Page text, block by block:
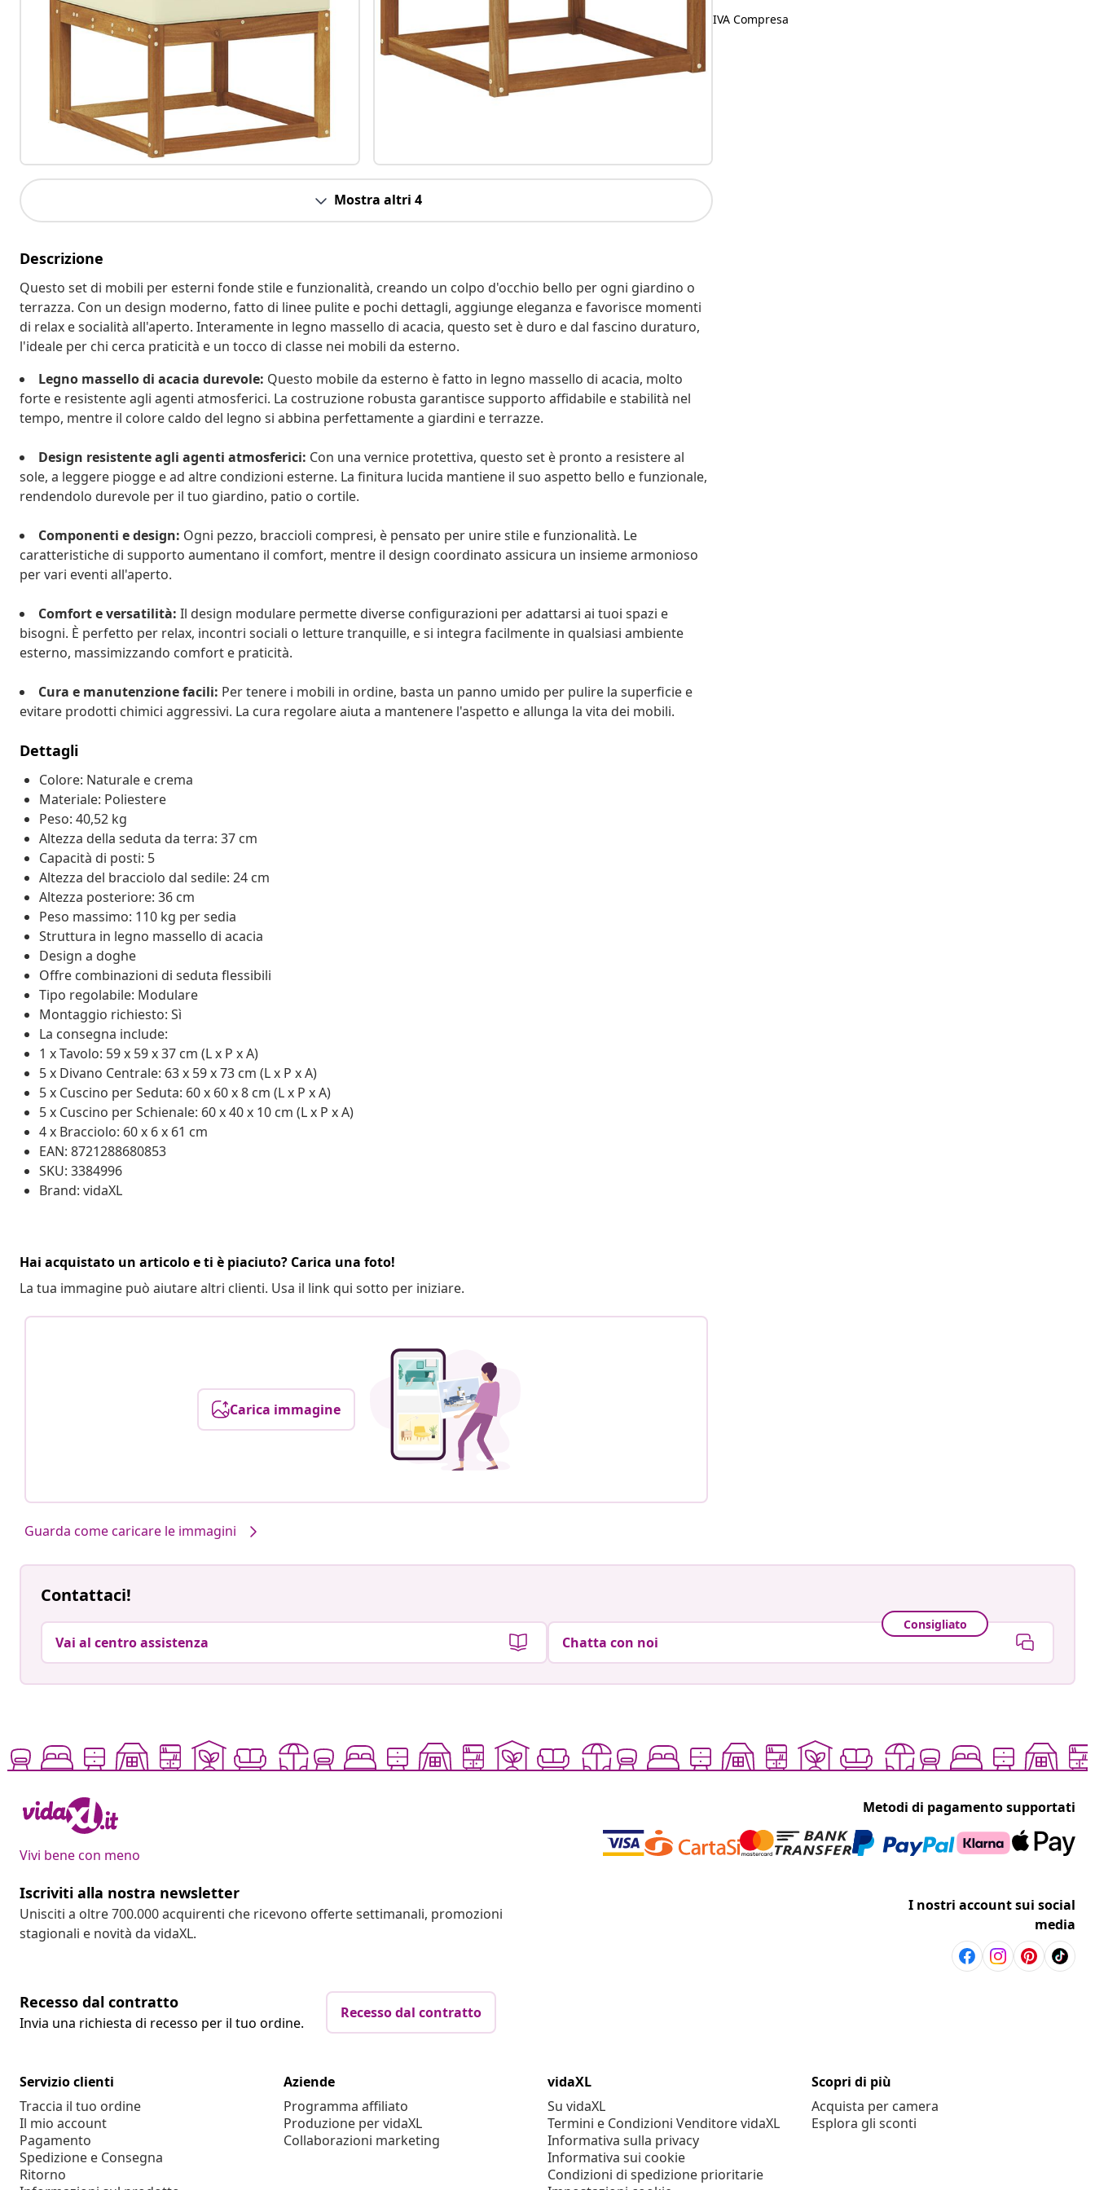
Mostra altri 4
Descrizione
Questo set di mobili per esterni fonde stile e funzionalità, creando un colpo d'occhio bello per ogni giardino o
terrazza. Con un design moderno, fatto di linee pulite e pochi dettagli, aggiunge eleganza e favorisce momenti
di relax e socialità all'aperto. Interamente in legno massello di acacia, questo set è duro e dal fascino duraturo,
l'ideale per chi cerca praticità e un tocco di classe nei mobili da esterno.
Legno massello di acacia durevole: Questo mobile da esterno è fatto in legno massello di acacia, molto
forte e resistente agli agenti atmosferici. La costruzione robusta garantisce supporto affidabile e stabilità nel
tempo, mentre il colore caldo del legno si abbina perfettamente a giardini e terrazze.
Design resistente agli agenti atmosferici: Con una vernice protettiva, questo set è pronto a resistere al
sole, a leggere piogge e ad altre condizioni esterne. La finitura lucida mantiene il suo aspetto bello e funzionale,
rendendolo durevole per il tuo giardino, patio o cortile.
Componenti e design: Ogni pezzo, braccioli compresi, è pensato per unire stile e funzionalità. Le
caratteristiche di supporto aumentano il comfort, mentre il design coordinato assicura un insieme armonioso
per vari eventi all'aperto.
Comfort e versatilità: Il design modulare permette diverse configurazioni per adattarsi ai tuoi spazi e
bisogni. È perfetto per relax, incontri sociali o letture tranquille, e si integra facilmente in qualsiasi ambiente
esterno, massimizzando comfort e praticità.
Cura e manutenzione facili: Per tenere i mobili in ordine, basta un panno umido per pulire la superficie e
evitare prodotti chimici aggressivi. La cura regolare aiuta a mantenere l'aspetto e allunga la vita dei mobili.
Dettagli
Colore: Naturale e crema
Materiale: Poliestere
Peso: 40,52 kg
Altezza della seduta da terra: 37 cm
Capacità di posti: 5
Altezza del bracciolo dal sedile: 24 cm
Altezza posteriore: 36 cm
Peso massimo: 110 kg per sedia
Struttura in legno massello di acacia
Design a doghe
Offre combinazioni di seduta flessibili
Tipo regolabile: Modulare
Montaggio richiesto: Sì
La consegna include:
1 x Tavolo: 59 x 59 x 37 cm (L x P x A)
5 x Divano Centrale: 63 x 59 x 73 cm (L x P x A)
5 x Cuscino per Seduta: 60 x 60 x 8 cm (L x P x A)
5 x Cuscino per Schienale: 60 x 40 x 10 cm (L x P x A)
4 x Bracciolo: 60 x 6 x 61 cm
EAN: 8721288680853
SKU: 3384996
Brand: vidaXL
Hai acquistato un articolo e ti è piaciuto? Carica una foto!
La tua immagine può aiutare altri clienti. Usa il link qui sotto per iniziare.
Carica immagine
Guarda come caricare le immagini
IVA Compresa
Contattaci!
Vai al centro assistenza
Consigliato
Chatta con noi
Vivi bene con meno
Metodi di pagamento supportati
Iscriviti alla nostra newsletter
Unisciti a oltre 700.000 acquirenti che ricevono offerte settimanali, promozioni
stagionali e novità da vidaXL.
I nostri account sui social
media
Recesso dal contratto
Invia una richiesta di recesso per il tuo ordine.
Recesso dal contratto
Servizio clienti
Traccia il tuo ordine
Il mio account
Pagamento
Spedizione e Consegna
Ritorno
Aziende
Programma affiliato
Produzione per vidaXL
Collaborazioni marketing
vidaXL
Su vidaXL
Termini e Condizioni Venditore vidaXL
Informativa sulla privacy
Informativa sui cookie
Condizioni di spedizione prioritarie
Scopri di più
Acquista per camera
Esplora gli sconti